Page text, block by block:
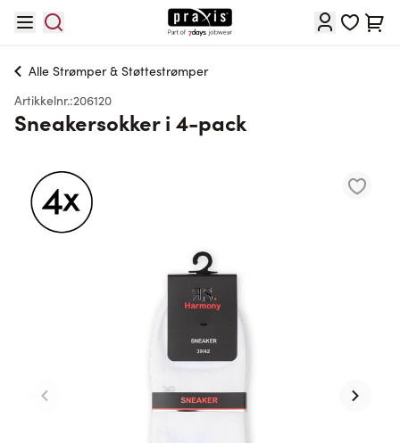
Cart
Alle Strømper & Støttestrømper
Artikkelnr.:206120
Sneakersokker i 4-pack